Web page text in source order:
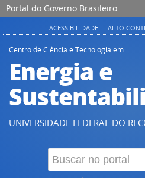
Portal do Governo Brasileiro
ACESSIBILIDADE ALTO
Centro de Ciência e Tecnologia em
Energia e
UNIVERSIDADE FEDERAL DO